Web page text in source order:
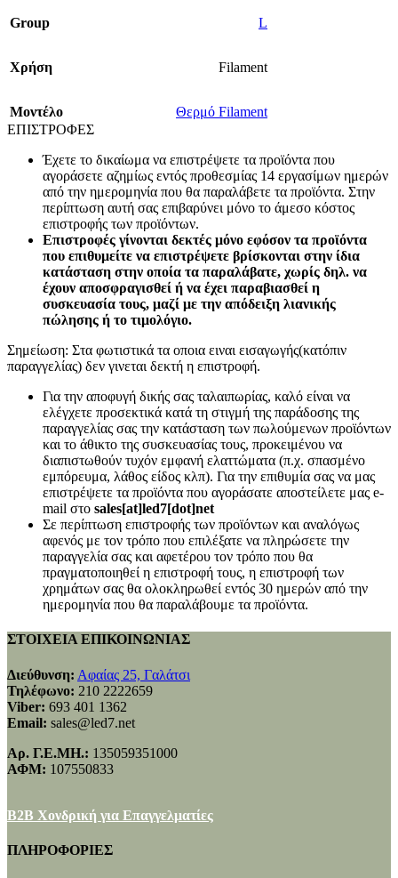
Group L
Χρήση Filament
Mοντέλο
Θερμό Filament
ΕΠΙΣΤΡΟΦΕΣ
Έχετε το δικαίωμα να επιστρέψετε τα προϊόντα που
αγοράσετε αζημίως εντός προθεσμίας 14 εργασίμων ημερών
από την ημερομηνία που θα παραλάβετε τα προϊόντα. Στην
περίπτωση αυτή σας επιβαρύνει μόνο το άμεσο κόστος
επιστροφής των προϊόντων.
Επιστροφές γίνονται δεκτές μόνο εφόσον τα προϊόντα
που επιθυμείτε να επιστρέψετε βρίσκονται στην ίδια
κατάσταση στην οποία τα παραλάβατε, χωρίς δηλ. να
έχουν αποσφραγισθεί ή να έχει παραβιασθεί η
συσκευασία τους, μαζί με την απόδειξη λιανικής
πώλησης ή το τιμολόγιο.
Σημείωση: Στα φωτιστικά τα οποια ειναι εισαγωγής(κατόπιν
παραγγελίας) δεν γινεται δεκτή η επιστροφή.
Για την αποφυγή δικής σας ταλαιπωρίας, καλό είναι να
ελέγχετε προσεκτικά κατά τη στιγμή της παράδοσης της
παραγγελίας σας την κατάσταση των πωλούμενων προϊόντων
και το άθικτο της συσκευασίας τους, προκειμένου να
διαπιστωθούν τυχόν εμφανή ελαττώματα (π.χ. σπασμένο
εμπόρευμα, λάθος είδος κλπ). Για την επιθυμία σας να μας
επιστρέψετε τα προϊόντα που αγοράσατε αποστείλετε μας e-
mail στο sales[at]led7[dot]net
Σε περίπτωση επιστροφής των προϊόντων και αναλόγως
αφενός με τον τρόπο που επιλέξατε να πληρώσετε την
παραγγελία σας και αφετέρου τον τρόπο που θα
πραγματοποιηθεί η επιστροφή τους, η επιστροφή των
χρημάτων σας θα ολοκληρωθεί εντός 30 ημερών από την
ημερομηνία που θα παραλάβουμε τα προϊόντα.
ΣΤΟΙΧΕΙΑ ΕΠΙΚΟΙΝΩΝΙΑΣ
Διεύθυνση: Αφαίας 25, Γαλάτσι
Τηλέφωνο: 210 2222659
Viber: 693 401 1362
Email: sales@led7.net
Αρ. Γ.Ε.ΜΗ.: 135059351000
ΑΦΜ: 107550833
B2B Χονδρική για Επαγγελματίες
ΠΛΗΡΟΦΟΡΙΕΣ